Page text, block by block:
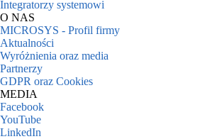
Integratorzy systemowi
O NAS
MICROSYS - Profil firmy
Aktualności
Wyróżnienia oraz media
Partnerzy
GDPR oraz Cookies
MEDIA
Facebook
YouTube
LinkedIn